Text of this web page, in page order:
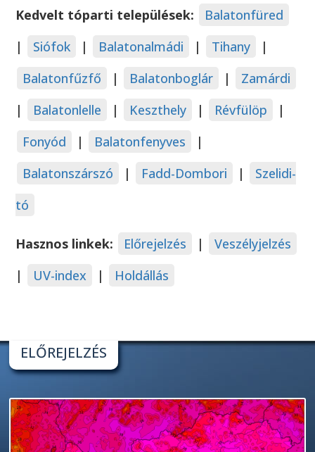
Kedvelt tóparti települések:
Balatonfüred
|
Siófok | Balatonalmádi | Tihany
|
Balatonfűzfő
| Balatonboglár |
Zamárdi
|
Balatonlelle | Keszthely | Révfülöp
|
Fonyód
| Balatonfenyves
|
Balatonszárszó
| Fadd-Dombori |
Szelidi-
tó
Hasznos linkek: Előrejelzés |
Veszélyjelzés
|
UV-index | Holdállás
ELŐREJELZÉS